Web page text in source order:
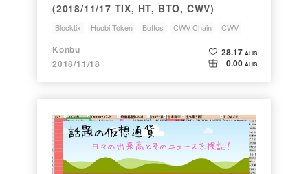
(2018/11/17 TIX, HT, BTO, CWV)
Blocktix Huobi Token Bottos CWV Chain CWV
Konbu
2018/11/18
28.17 ALIS
0.00 ALIS